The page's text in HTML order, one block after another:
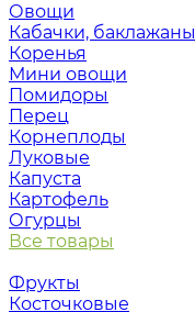
Овощи
Кабачки, баклажаны
Коренья
Мини овощи
Помидоры
Перец
Корнеплоды
Луковые
Капуста
Картофель
Огурцы
Все товары
Фрукты
Косточковые